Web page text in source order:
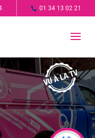
01 34 13 02 21